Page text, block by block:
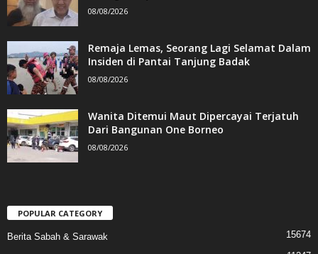
08/08/2026
Remaja Lemas, Seorang Lagi Selamat Dalam
Insiden di Pantai Tanjung Badak
08/08/2026
Wanita Ditemui Maut Dipercayai Terjatuh
Dari Bangunan One Borneo
08/08/2026
POPULAR CATEGORY
Berita Sabah & Sarawak 15674